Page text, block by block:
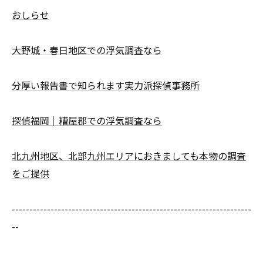
おしらせ
大野城・春日地区での浮気調査なら
分厚い報告書で知られます実力派探偵事務所
探偵福岡｜糟屋郡での浮気調査なら
北九州地区、北部九州エリアにおきましても本物の調査
をご提供
--------------------------------------------------------------------
--